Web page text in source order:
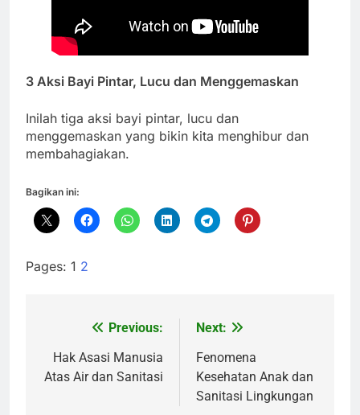
3 Aksi Bayi Pintar, Lucu dan Menggemaskan
Inilah tiga aksi bayi pintar, lucu dan
menggemaskan yang bikin kita menghibur dan
membahagiakan.
Bagikan ini:
Pages: 1 2
Navigasi
pos
Previous:
Hak Asasi Manusia
Atas Air dan Sanitasi
Next:
Fenomena
Kesehatan Anak dan
Sanitasi Lingkungan